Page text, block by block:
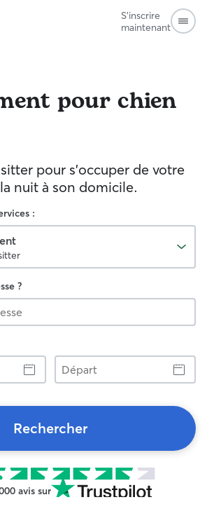
S'inscrire
maintenant
pour chien
pour s'occuper de votre
nuit à son domicile.
:
?
Départ
Rechercher
avis sur